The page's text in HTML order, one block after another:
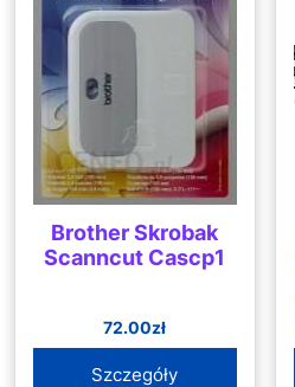
Brother Skrobak
Scanncut Cascp1
72.00zł
Szczegóły